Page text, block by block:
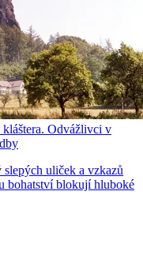
Odvážlivci v
uliček a vzkazů
bohatství blokují hluboké